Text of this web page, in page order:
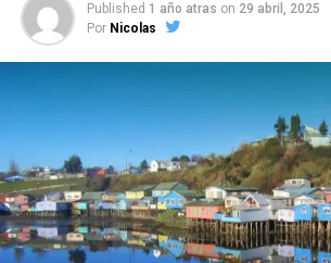
Published 1 año atras on 29 abril, 2025
Por Nicolas